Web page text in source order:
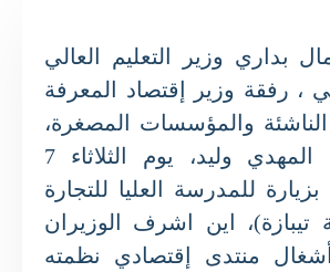
بداري وزير التعليم العالي
، رفقة وزير إقتصاد المعرفة
والمؤسسات المصغرة،
السيد ياسين المهدي وليد، يوم الثلاثاء 7
2023، بزيارة للمدرسة العليا للتجارة
تيبازة)، اين اشرف الوزيران
منتدى إقتصادي نظمته